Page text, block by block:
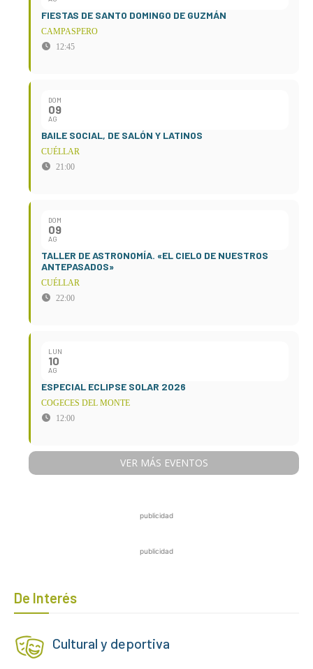
FIESTAS DE SANTO DOMINGO DE GUZMÁN
CAMPASPERO
12:45
DOM
09
AG
BAILE SOCIAL, DE SALÓN Y LATINOS
CUÉLLAR
21:00
DOM
09
AG
TALLER DE ASTRONOMÍA. «EL CIELO DE NUESTROS
ANTEPASADOS»
CUÉLLAR
22:00
LUN
10
AG
ESPECIAL ECLIPSE SOLAR 2026
COGECES DEL MONTE
12:00
VER MÁS EVENTOS
publicidad
publicidad
De Interés
Cultural y deportiva